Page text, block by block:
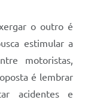
o outro é
estimular a
motoristas,
é lembrar
acidentes e